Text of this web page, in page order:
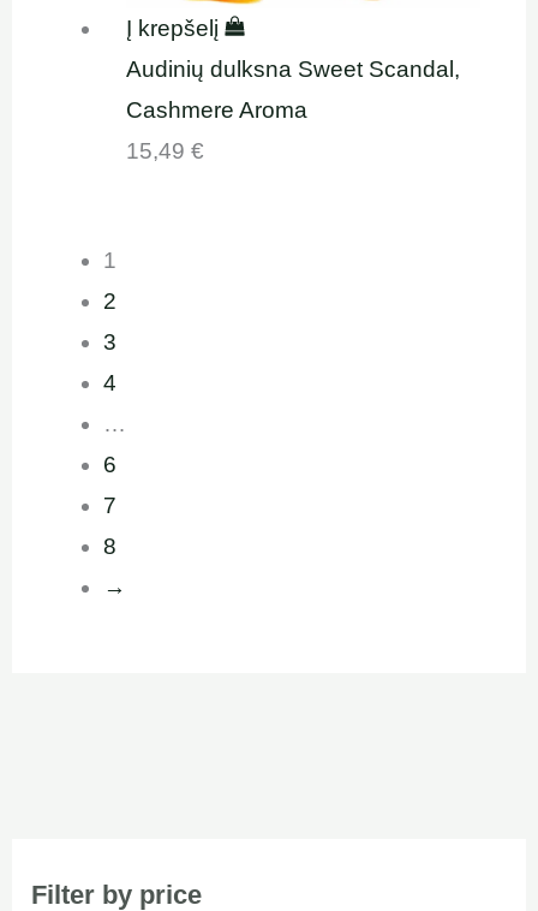
Filter by price
Į krepšelį
Audinių dulksna Sweet Scandal,
Cashmere Aroma
15,49€
1
2
3
4
…
6
7
8
→